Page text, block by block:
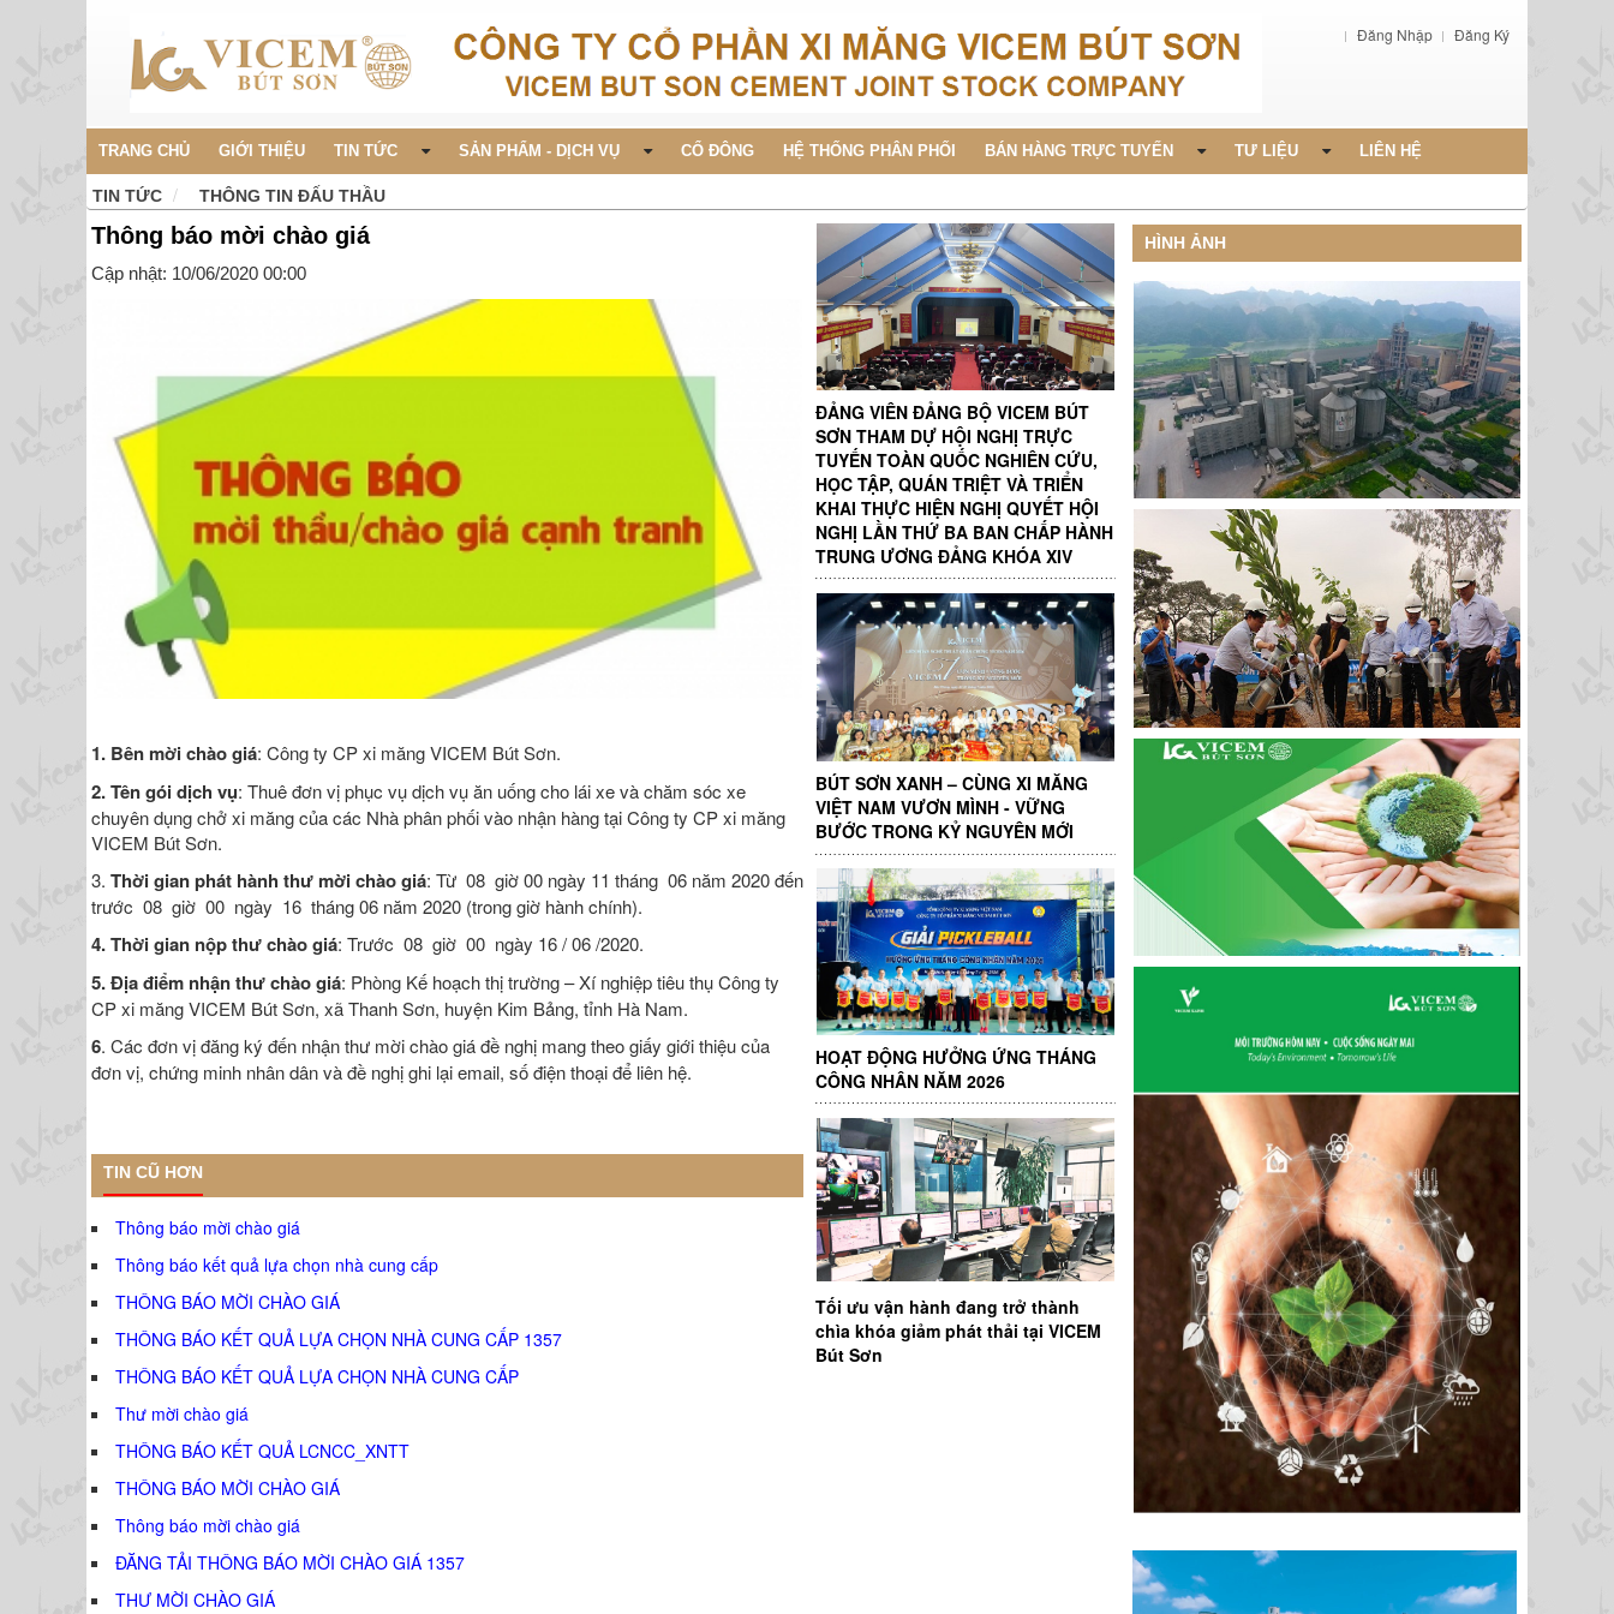
Đăng Nhập Đăng Ký
TRANG CHỦ GIỚI THIỆU TIN TỨC SẢN PHẨM - DỊCH VỤ CỔ ĐÔNG HỆ THỐNG PHÂN PHỐI BÁN HÀNG TRỰC TUYẾN TƯ LIỆU LIÊN HỆ
TIN TỨC THÔNG TIN ĐẤU THẦU
Thông báo mời chào giá
Cập nhật: 10/06/2020 00:00
1. Bên mời chào giá: Công ty CP xi măng VICEM Bút Sơn.
2.Tên gói dịch vụ: Thuê đơn vị phục vụ dịch vụ ăn uống cho lái xe và chăm sóc xe
chuyên dụng chở xi măng của các Nhà phân phối vào nhận hàng tại Công ty CP xi măng
VICEM Bút Sơn.
3. Thời gian phát hành thư mời chào giá: Từ 08 giờ 00 ngày 11 tháng 06 năm 2020 đến
trước 08 giờ 00 ngày 16 tháng 06 năm 2020 (trong giờ hành chính).
4.Thời gian nộp thư chào giá: Trước 08 giờ 00 ngày 16 / 06 /2020.
5. Địa điểm nhận thư chào giá: Phòng Kế hoạch thị trường – Xí nghiệp tiêu thụ Công ty
CP xi măng VICEM Bút Sơn, xã Thanh Sơn, huyện Kim Bảng, tỉnh Hà Nam.
6. Các đơn vị đăng ký đến nhận thư mời chào giá đề nghị mang theo giấy giới thiệu của
đơn vị, chứng minh nhân dân và đề nghị ghi lại email, số điện thoại để liên hệ.
TIN CŨ HƠN
Thông báo mời chào giá
Thông báo kết quả lựa chọn nhà cung cấp
THÔNG BÁO MỜI CHÀO GIÁ
THÔNG BÁO KẾT QUẢ LỰA CHỌN NHÀ CUNG CẤP 1357
THÔNG BÁO KẾT QUẢ LỰA CHỌN NHÀ CUNG CẤP
Thư mời chào giá
THÔNG BÁO KẾT QUẢ LCNCC_XNTT
THÔNG BÁO MỜI CHÀO GIÁ
Thông báo mời chào giá
ĐĂNG TẢI THÔNG BÁO MỜI CHÀO GIÁ 1357
THƯ MỜI CHÀO GIÁ
ĐẢNG VIÊN ĐẢNG BỘ VICEM BÚT
SƠN THAM DỰ HỘI NGHỊ TRỰC
TUYẾN TOÀN QUỐC NGHIÊN CỨU,
HỌC TẬP, QUÁN TRIỆT VÀ TRIỂN
KHAI THỰC HIỆN NGHỊ QUYẾT HỘI
NGHỊ LẦN THỨ BA BAN CHẤP HÀNH
TRUNG ƯƠNG ĐẢNG KHÓA XIV
BÚT SƠN XANH – CÙNG XI MĂNG
VIỆT NAM VƯƠN MÌNH - VỮNG
BƯỚC TRONG KỶ NGUYÊN MỚI
HOẠT ĐỘNG HƯỞNG ỨNG THÁNG
CÔNG NHÂN NĂM 2026
Tối ưu vận hành đang trở thành
chìa khóa giảm phát thải tại VICEM
Bút Sơn
HÌNH ẢNH